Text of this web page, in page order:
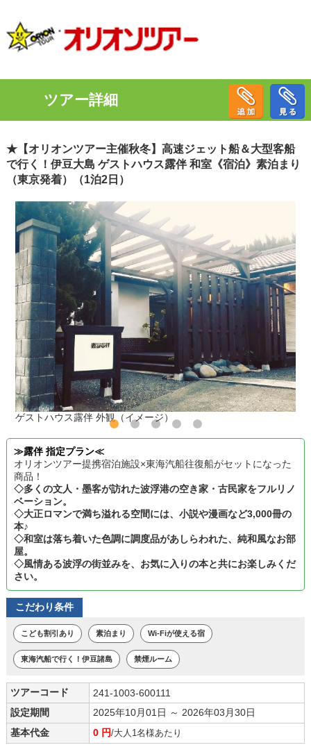
ツアー詳細
★【オリオンツアー主催秋冬】高速ジェット船＆大型客船
で行く！伊豆大島 ゲストハウス露伴 和室《宿泊》素泊まり
（東京発着）（1泊2日）
ゲストハウス露伴 外観（イメージ）
≫露伴 指定プラン≪
オリオンツアー提携宿泊施設×東海汽船往復船がセットになった
商品！
◇多くの文人・墨客が訪れた波浮港の空き家・古民家をフルリノ
ベーション。
◇大正ロマンで満ち溢れる空間には、小説や漫画など3,000冊の
本♪
◇和室は落ち着いた色調に調度品があしらわれた、純和風なお部
屋。
◇風情ある波浮の街並みを、お気に入りの本と共にお楽しみくだ
さい。
こだわり条件
こども割引あり 素泊まり Wi-Fiが使える宿
東海汽船で行く！伊豆諸島 禁煙ルーム
ツアーコード
241-1003-600111
設定期間
2025年10月01日 ～ 2026年03月30日
基本代金
0 円/大人1名様あたり